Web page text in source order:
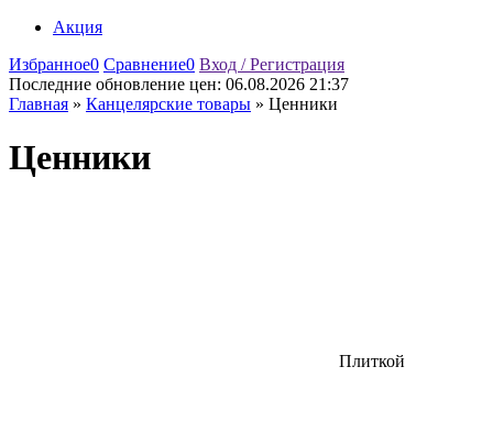
Акция
Избранное0 Сравнение0 Вход / Регистрация
Последние обновление цен: 06.08.2026 21:37
Главная » Канцелярские товары » Ценники
Ценники
Плиткой